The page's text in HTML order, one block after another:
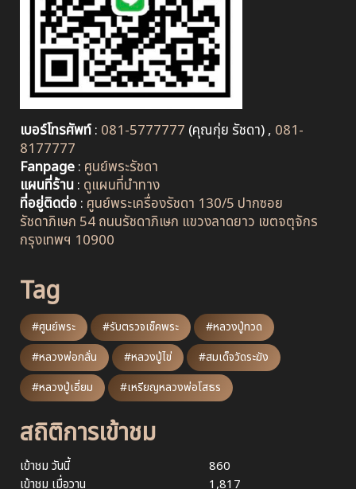
เบอร์โทรศัพท์: 081-5777777 (คุณกุ่ย รัชดา) , 081-
8177777
Fanpage: ศูนย์พระรัชดา
แผนที่ร้าน: ดูแผนที่นำทาง
ที่อยู่ติดต่อ: ศูนย์พระเครื่องรัชดา 130/5 ปากซอย
รัชดาภิเษก 54 ถนนรัชดาภิเษก แขวงลาดยาว เขตจตุจักร
กรุงเทพฯ 10900
Tag
#ศูนย์พระ #รับตรวจเช็คพระ
#หลวงปู่ทวด
#หลวงพ่อกลั่น
#หลวงปู่ไข่
#สมเด็จวัดระฆัง
#หลวงปู่เอี่ยม
#เหรียญหลวงพ่อโสธร
สถิติการเข้าชม
เข้าชม วันนี้
860
เข้าชม เมื่อวาน
1,817